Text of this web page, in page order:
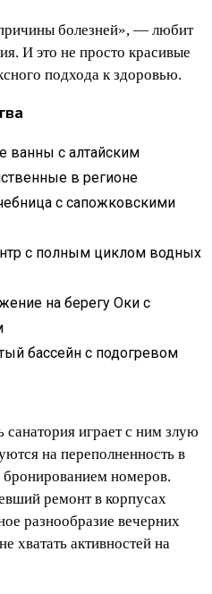
болезней», — любит
И это не просто красивые
подхода к здоровью.
ванны с алтайским
в регионе
с сапожковскими
с полным циклом водных
на берегу Оки с
бассейн с подогревом
играет с ним злую
на переполненность в
бронированием номеров.
ремонт в корпусах
разнообразие вечерних
хватать активностей на